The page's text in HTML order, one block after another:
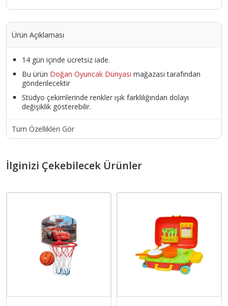
Ürün Açıklaması
14 gün içinde ücretsiz iade.
Bu ürün Doğan Oyuncak Dünyası mağazası tarafından
gönderilecektir
Stüdyo çekimlerinde renkler ışık farklılığından dolayı
değişiklik gösterebilir.
Tüm Özellikleri Gör
İlginizi Çekebilecek Ürünler